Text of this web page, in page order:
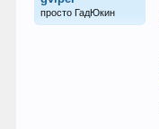
просто ГадЮкин